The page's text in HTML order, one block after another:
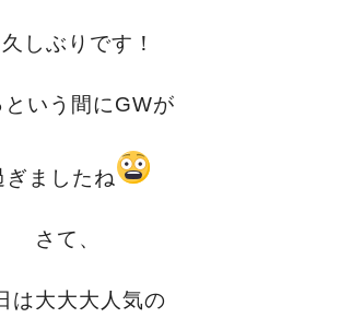
しぶりです！
という間にGWが
ぎましたね
さて、
は大大大人気の